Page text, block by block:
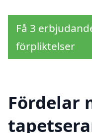
Få 3
förpliktelser
Fördelar